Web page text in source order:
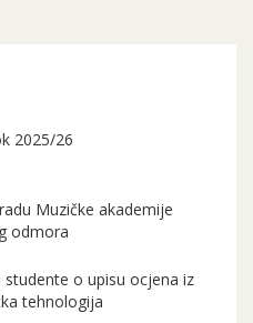
2025/26
Muzičke akademije
odmora
o upisu ocjena iz
tehnologija